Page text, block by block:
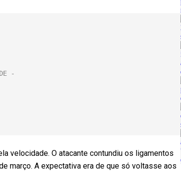
velocidade. O atacante contundiu os ligamentos
março. A expectativa era de que só voltasse aos